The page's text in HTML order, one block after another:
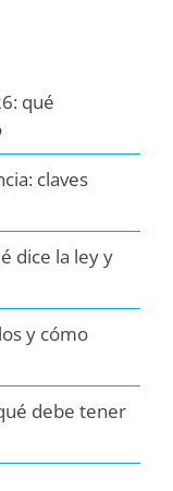
qué
claves
dice la ley y
y cómo
debe tener